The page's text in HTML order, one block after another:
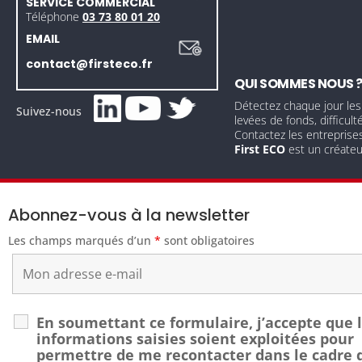
Téléphone 03 73 80 01 20
EMAIL
contact@firsteco.fr
Suivez-nous
QUI SOMMES NOUS ?
Détectez chaque jour
levées de fonds,
Contactez les
First ECO est un
Abonnez-vous à la newsletter
Les champs marqués d’un * sont obligatoires
En soumettant ce formulaire, j’accepte que
informations saisies soient exploitées pour
permettre de me recontacter dans le cadre